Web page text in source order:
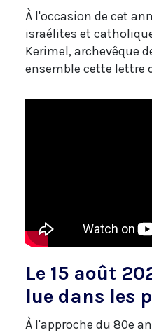
À l'occasion de cet
israélites et
Kerimel, archevêque
ensemble cette lettre
Le 15 août
lue dans les
À l'approche du 80e